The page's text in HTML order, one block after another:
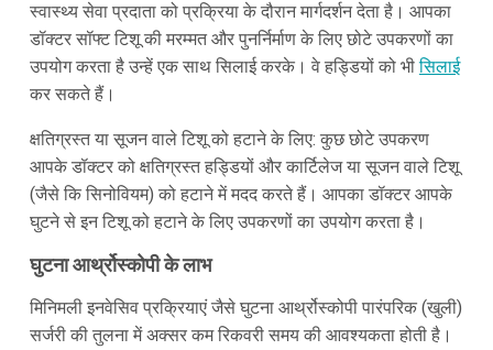
स्वास्थ्य सेवा प्रदाता को प्रक्रिया के दौरान मार्गदर्शन देता है। आपका
डॉक्टर सॉफ्ट टिशू की मरम्मत और पुनर्निर्माण के लिए छोटे उपकरणों का
उपयोग करता है उन्हें एक साथ सिलाई करके। वे हड्डियों को भीसिलाई
कर सकते हैं।
क्षतिग्रस्त या सूजन वाले टिशू को हटाने के लिए: कुछ छोटे उपकरण
आपके डॉक्टर को क्षतिग्रस्त हड्डियों और कार्टिलेज या सूजन वाले टिशू
(जैसे कि सिनोवियम) को हटाने में मदद करते हैं। आपका डॉक्टर आपके
घुटने से इन टिशू को हटाने के लिए उपकरणों का उपयोग करता है।
घुटना आर्थ्रोस्कोपी के लाभ
मिनिमली इनवेसिव प्रक्रियाएं जैसे घुटना आर्थ्रोस्कोपी पारंपरिक (खुली)
सर्जरी की तुलना में अक्सर कम रिकवरी समय की आवश्यकता होती है।